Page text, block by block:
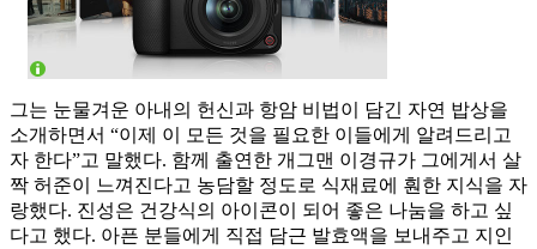
그는 눈물겨운 아내의 헌신과 항암 비법이 담긴 자연 밥상을
소개하면서 “이제 이 모든 것을 필요한 이들에게 알려드리고
자 한다”고 말했다. 함께 출연한 개그맨 이경규가 그에게서 살
짝 허준이 느껴진다고 농담할 정도로 식재료에 훤한 지식을 자
랑했다. 진성은 건강식의 아이콘이 되어 좋은 나눔을 하고 싶
다고 했다. 아픈 분들에게 직접 담근 발효액을 보내주고 지인